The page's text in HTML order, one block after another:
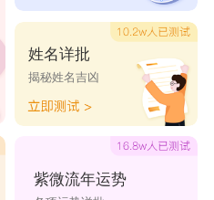
义者，而金牛男却是个
社交圈小生活朴实的金牛
变化多端的天秤女恋爱的
们的确有很好的互动。但
同世界的人，金牛男希望
姓名详批
揭秘姓名吉凶
紫微流年运势